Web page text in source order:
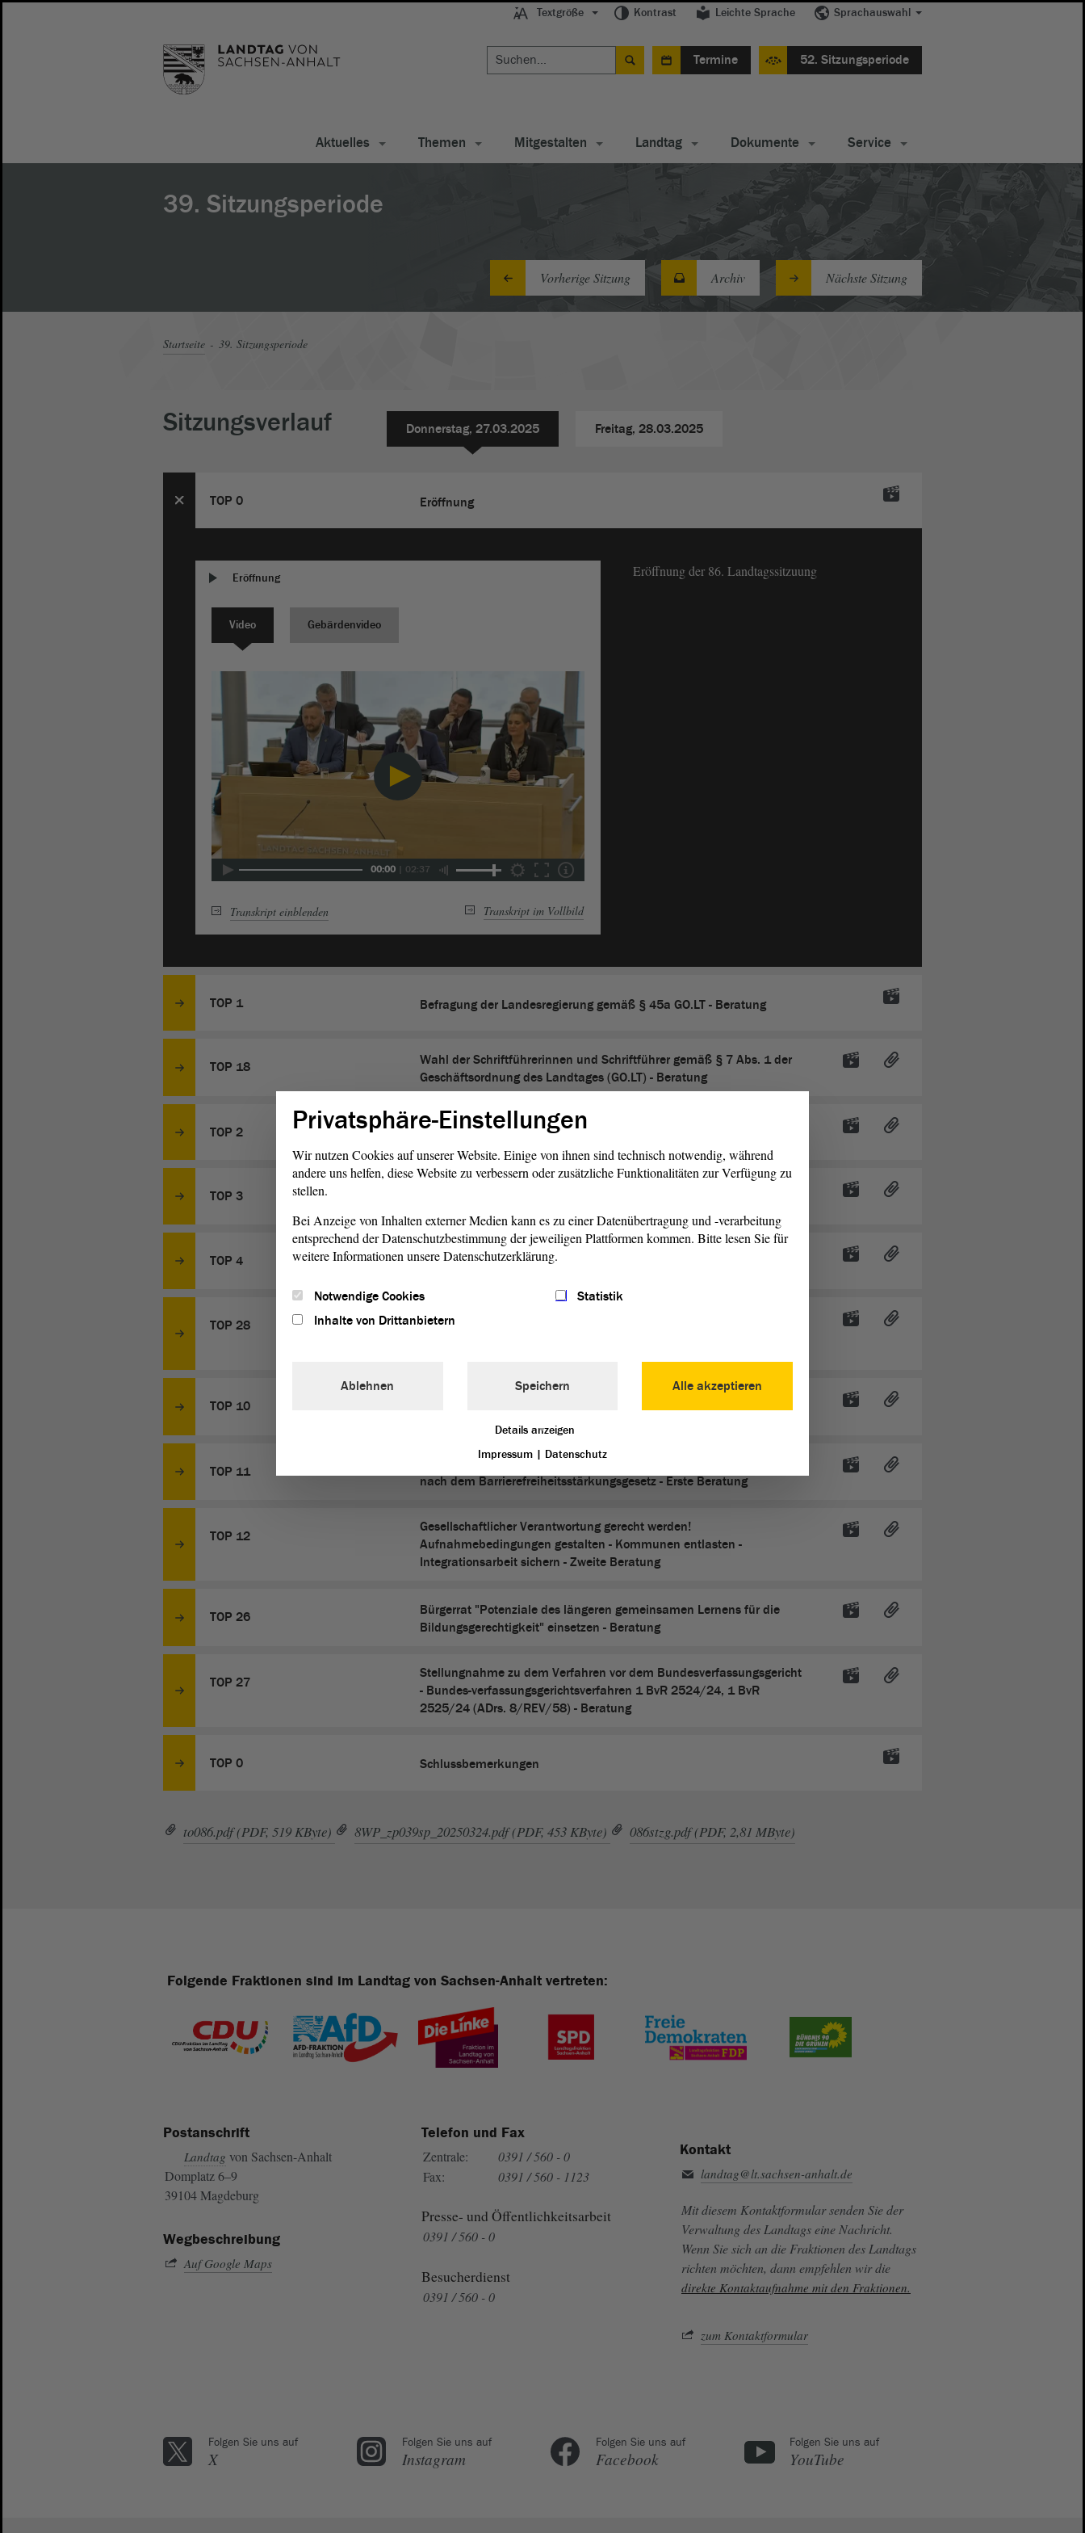
Textgröße Kontrast Leichte Sprache Sprachauswahl
Termine 52. Sitzungsperiode
Aktuelles Themen Mitgestalten Landtag Dokumente Service
39. Sitzungsperiode
Nächste Sitzung
Archiv
Vorherige Sitzung
Startseite 39. Sitzungsperiode
Sitzungsverlauf Donnerstag, 27.03.2025 Freitag, 28.03.2025
TOP 0 Eröffnung
Eröffnung
Video Gebärdenvideo
00:00 02:37
Transkript einblenden Transkript im Vollbild
Eröffnung der 86. Landtagssitzuung
TOP 1 Befragung der Landesregierung gemäß § 45a GO.LT - Beratung
TOP 18
Wahl der Schriftführerinnen und Schriftführer gemäß § 7 Abs. 1 der
Geschäftsordnung des Landtages (GO.LT) - Beratung
TOP 2 Reform der Schuldenbremse - Aktuelle Debatte
TOP 3
TOP 4
Kein Zurück zu Hartz IV - "Armut per Gesetz" überwinden -
TOP 28
Skandalöse Wählertäuschung: Wie die CDU mit den Wahlverlierern
TOP 10
TOP 11
Entwurf eines Gesetzes zum Staatsvertrag zur Aufgabenerfüllung
nach dem Barrierefreiheitsstärkungsgesetz - Erste Beratung
TOP 12
Gesellschaftlicher Verantwortung gerecht werden!
Aufnahmebedingungen gestalten - Kommunen entlasten -
Integrationsarbeit sichern - Zweite Beratung
TOP 26
Bürgerrat "Potenziale des längeren gemeinsamen Lernens für die
Bildungsgerechtigkeit" einsetzen - Beratung
TOP 27
Stellungnahme zu dem Verfahren vor dem Bundesverfassungsgericht
- Bundes-verfassungsgerichtsverfahren 1 BvR 2524/24, 1 BvR
2525/24 (ADrs. 8/REV/58) - Beratung
TOP 0 Schlussbemerkungen
to086.pdf (PDF, 519 KByte) 8WP_zp039sp_20250324.pdf (PDF, 453 KByte) 086stzg.pdf (PDF, 2,81 MByte)
Folgende Fraktionen sind im Landtag von Sachsen-Anhalt vertreten:
Postanschrift
Landtag von Sachsen-Anhalt
Domplatz 6–9
39104 Magdeburg
Wegbeschreibung
Auf Google Maps
Telefon und Fax
Zentrale:
0391 / 560 - 0
Fax:
0391 / 560 - 1123
Presse- und Öffentlichkeitsarbeit
0391 / 560 - 0
Besucherdienst
0391 / 560 - 0
Kontakt
landtag@lt.sachsen-anhalt.de
Mit diesem Kontaktformular senden Sie der
Verwaltung des Landtags eine Nachricht.
Wenn Sie sich an die Fraktionen des Landtags
richten möchten, dann empfehlen wir die
direkte Kontaktaufnahme mit den Fraktionen.
zum Kontaktformular
Folgen Sie uns auf
X
Folgen Sie uns auf
Instagram
Folgen Sie uns auf
Facebook
Folgen Sie uns auf
YouTube
Privatsphäre-Einstellungen
Wir nutzen Cookies auf unserer Website. Einige von ihnen sind technisch notwendig, während
andere uns helfen, diese Website zu verbessern oder zusätzliche Funktionalitäten zur Verfügung zu
stellen.
Bei Anzeige von Inhalten externer Medien kann es zu einer Datenübertragung und -verarbeitung
entsprechend der Datenschutzbestimmung der jeweiligen Plattformen kommen. Bitte lesen Sie für
weitere Informationen unsere Datenschutzerklärung.
Notwendige Cookies
Statistik
Inhalte von Drittanbietern
Alle akzeptieren
Ablehnen Speichern
Details anzeigen
Impressum | Datenschutz